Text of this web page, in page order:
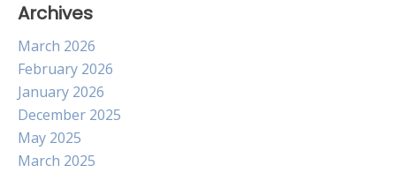
Archives
March 2026
February 2026
January 2026
December 2025
May 2025
March 2025